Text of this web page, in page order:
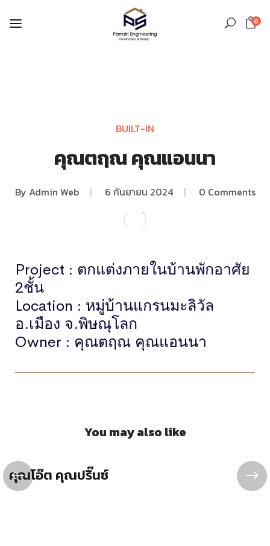
0
BUILT-IN
คุณตฤณ คุณแอนนา
By Admin Web | 6 กันยายน 2024 | 0 Comments
Project : ตกแต่งภายในบ้านพักอาศัย
2ชั้น
Location : หมู่บ้านแกรนมะลิวัล
อ.เมือง จ.พิษณุโลก
Owner : คุณตฤณ คุณแอนนา
You may also like
คุณโอ๊ต คุณปริ๊นซ์